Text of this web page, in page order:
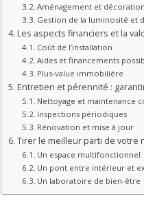
Aménagement et décoration
Gestion de la luminosité et
Les aspects financiers et la
Coût de l’installation
Aides et financements
Plus-value immobilière
Entretien et pérennité :
Nettoyage et maintenance
Inspections périodiques
Rénovation et mise à jour
Tirer le meilleur parti de votre
Un espace multifonctionnel
Un pont entre intérieur et
Un laboratoire de bien-être